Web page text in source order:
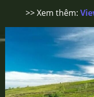
>> Xem thêm: